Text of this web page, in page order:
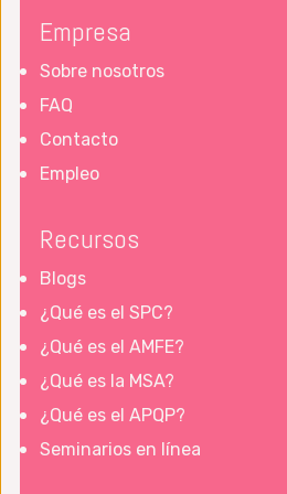
Crear constancia de
mejora del producto y
permanecer en el
puestos de trabajo.
una nueva era
Japón. Es necesaria
del estilo de gestión
frenar el declive
Deje de depender de la
lograr la calidad.
inspecciones masivas
Empresa
Sobre nosotros
FAQ
Contacto
Empleo
Recursos
Blogs
¿Qué es el SPC?
¿Qué es el AMFE?
¿Qué es la MSA?
¿Qué es el APQP?
Seminarios en línea